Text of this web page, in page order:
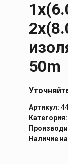
50m
Артикул:
Категория:
Наличие